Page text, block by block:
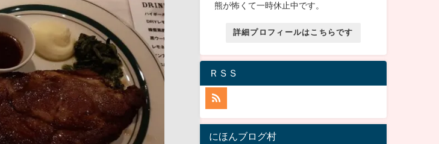
熊が怖くて一時休止中です。
詳細プロフィールはこちらです
ＲＳＳ
にほんブログ村